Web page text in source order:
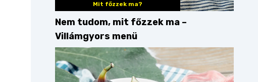
Mit főzzek ma?
Nem tudom, mit főzzek ma –
Villámgyors menü